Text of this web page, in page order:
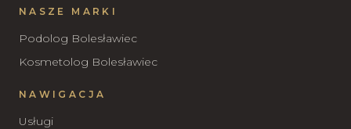
NASZE MARKI
Podolog Bolesławiec
Kosmetolog Bolesławiec
NAWIGACJA
Usługi